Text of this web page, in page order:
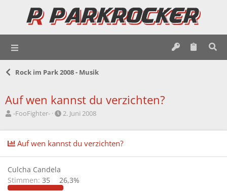
Rock im Park 2008 - Musik
Auf wen kannst du verzichten?
E
s
t
e
l
l
e
r
-FooFighter-
E
s
t
e
l
t
a
2. Juni 2008
Auf wen kannst du verzichten?
Culcha Candela
Stimmen: 35 26,3%